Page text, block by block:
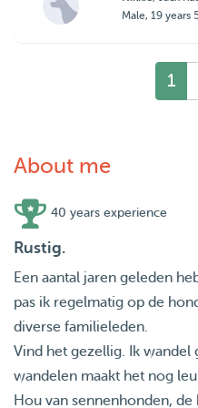
Male, 19 years
1
About me
40 years experience
Rustig.
Een aantal jaren geleden
pas ik regelmatig op de
diverse familieleden.
Vind het gezellig. Ik wandel
wandelen maakt het nog
Hou van sennenhonden,